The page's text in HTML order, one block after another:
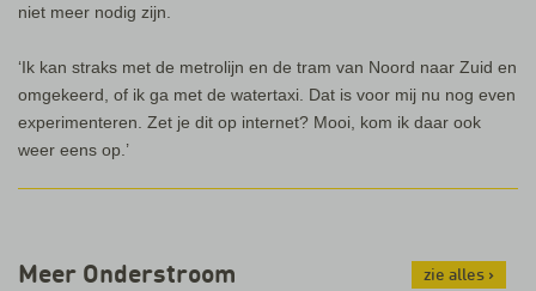
niet meer nodig zijn.
‘Ik kan straks met de metrolijn en de tram van Noord naar Zuid en
omgekeerd, of ik ga met de watertaxi. Dat is voor mij nu nog even
experimenteren. Zet je dit op internet? Mooi, kom ik daar ook
weer eens op.’
Meer Onderstroom zie alles ›